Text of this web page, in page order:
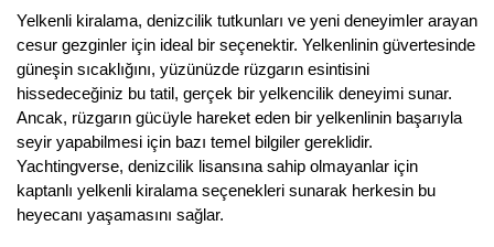
Yelkenli kiralama, denizcilik tutkunları ve yeni deneyimler arayan
cesur gezginler için ideal bir seçenektir. Yelkenlinin güvertesinde
güneşin sıcaklığını, yüzünüzde rüzgarın esintisini
hissedeceğiniz bu tatil, gerçek bir yelkencilik deneyimi sunar.
Ancak, rüzgarın gücüyle hareket eden bir yelkenlinin başarıyla
seyir yapabilmesi için bazı temel bilgiler gereklidir.
Yachtingverse, denizcilik lisansına sahip olmayanlar için
kaptanlı yelkenli kiralama seçenekleri sunarak herkesin bu
heyecanı yaşamasını sağlar.